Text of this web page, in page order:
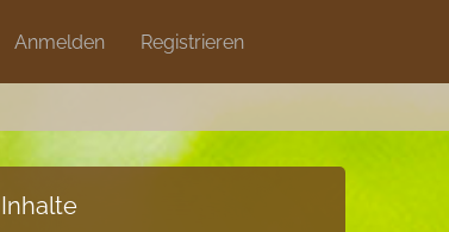
Anmelden Registrieren
Discord Artikel Blog
Inhalte